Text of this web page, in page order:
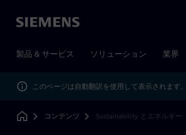
Siemens
製品 & サービス ソリューション 業界
このページは自動翻訳を使用して表示されます。
Home
コンテンツ Sustainability とエネルギー